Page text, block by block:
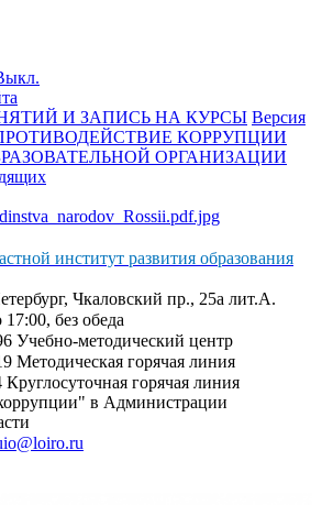
И ЗАПИСЬ НА КУРСЫ Версия
КОРРУПЦИИ
ОРГАНИЗАЦИИ
институт развития образования
Чкаловский пр., 25а лит.А.
без обеда
Учебно-методический центр
Методическая горячая линия
горячая линия
в Администрации